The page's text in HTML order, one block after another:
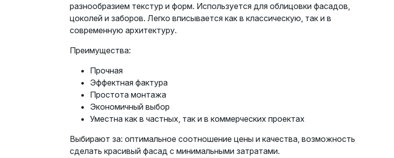
разнообразием текстур и форм. Используется для облицовки фасадов,
цоколей и заборов. Легко вписывается как в классическую, так и в
современную архитектуру.
Преимущества:
Прочная
Эффектная фактура
Простота монтажа
Экономичный выбор
Уместна как в частных, так и в коммерческих проектах
Выбирают за: оптимальное соотношение цены и качества, возможность
сделать красивый фасад с минимальными затратами.